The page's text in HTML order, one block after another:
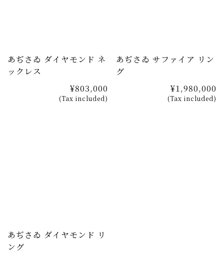
あぢさゐ ダイヤモンド ネ
ックレス
¥803,000
(Tax included)
あぢさゐ サファイア リン
グ
¥1,980,000
(Tax included)
あぢさゐ ダイヤモンド リ
ング